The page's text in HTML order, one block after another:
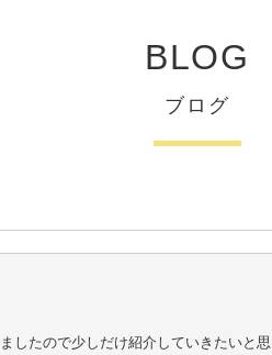
BLOG
ブログ
したので少しだけ紹介していきたいと思